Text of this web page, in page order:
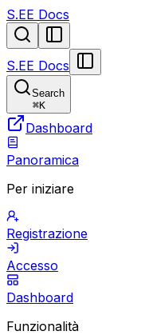
S.EE Docs
S.EE Docs
Search
⌘K
Dashboard
Panoramica
Per iniziare
Registrazione
Accesso
Dashboard
Funzionalità